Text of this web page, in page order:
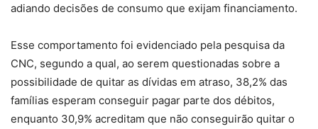
adiando decisões de consumo que exijam financiamento.
Esse comportamento foi evidenciado pela pesquisa da
CNC, segundo a qual, ao serem questionadas sobre a
possibilidade de quitar as dívidas em atraso, 38,2% das
famílias esperam conseguir pagar parte dos débitos,
enquanto 30,9% acreditam que não conseguirão quitar o